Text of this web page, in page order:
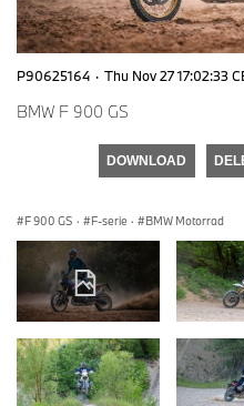
P90625164 · Thu Nov 27 17:02:33
BMW F 900 GS
DOWNLOAD
F 900 GS · F-serie · BMW Motorrad